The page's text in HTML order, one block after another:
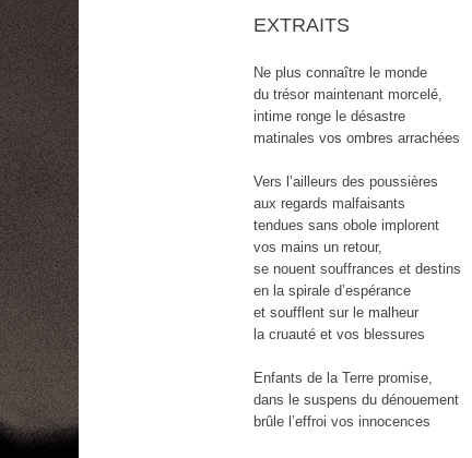
EXTRAITS
Ne plus connaître le monde
du trésor maintenant morcelé,
intime ronge le désastre
matinales vos ombres arrachées
Vers l’ailleurs des poussières
aux regards malfaisants
tendues sans obole implorent
vos mains un retour,
se nouent souffrances et destins
en la spirale d’espérance
et soufflent sur le malheur
la cruauté et vos blessures
Enfants de la Terre promise,
dans le suspens du dénouement
brûle l’effroi vos innocences